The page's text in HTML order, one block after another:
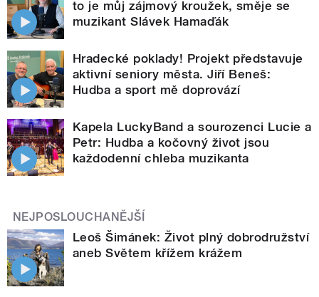
to je můj zájmový kroužek, směje se
muzikant Slávek Hamaďák
Hradecké poklady! Projekt představuje
aktivní seniory města. Jiří Beneš:
Hudba a sport mě doprovází
Kapela LuckyBand a sourozenci Lucie a
Petr: Hudba a kočovný život jsou
každodenní chleba muzikanta
NEJPOSLOUCHANĚJŠÍ
Leoš Šimánek: Život plný dobrodružství
aneb Světem křížem krážem